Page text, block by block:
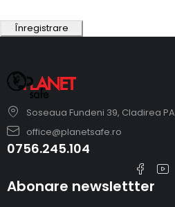
Înregistrare
Soseaua Fundeni 39, Cladirea
office@planetsafe.ro
0756.245.104
Abonare newslettter